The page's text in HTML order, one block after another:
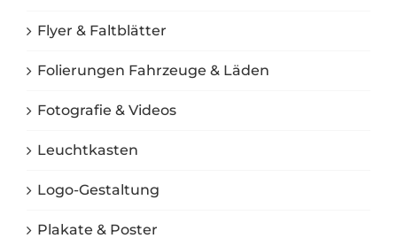
Flyer & Faltblätter
Folierungen Fahrzeuge & Läden
Fotografie & Videos
Leuchtkasten
Logo-Gestaltung
Plakate & Poster